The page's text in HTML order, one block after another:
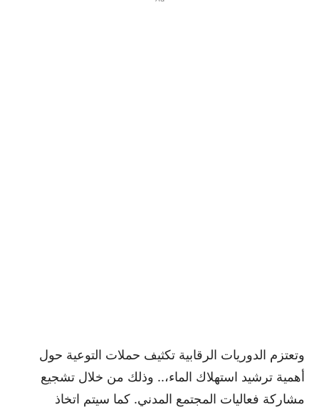
وتعتزم الدوريات الرقابية تكثيف حملات التوعية حول
أهمية ترشيد استهلاك الماء،.. وذلك من خلال تشجيع
مشاركة فعاليات المجتمع المدني. كما سيتم اتخاذ